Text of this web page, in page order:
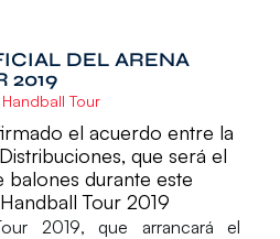
DEL ARENA
2019
Tour
el acuerdo entre la
que será el
durante este
Tour 2019
2019, que arrancará el